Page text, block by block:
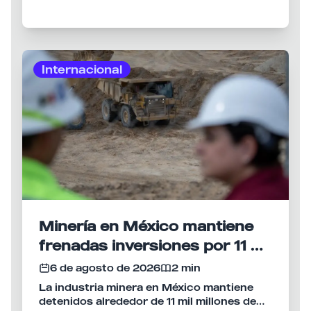
Internacional
Minería en México mantiene
frenadas inversiones por 11 mil
mdd
6 de agosto de 2026
2 min
La industria minera en México mantiene
detenidos alrededor de 11 mil millones de